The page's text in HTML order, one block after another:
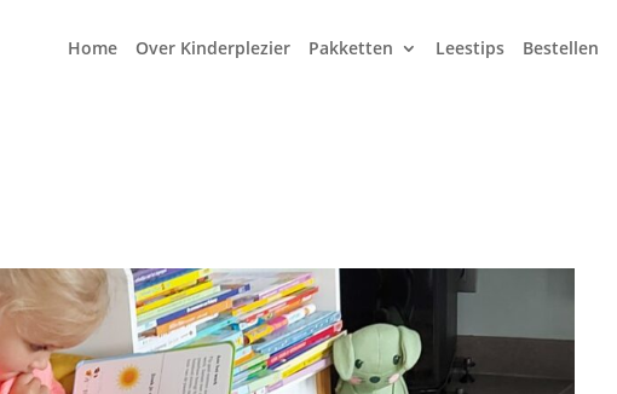
Home Over Kinderplezier Pakketten Leestips Bestellen